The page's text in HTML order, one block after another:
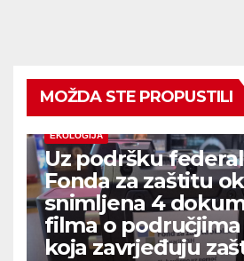
MOŽDA STE PROPUSTILI
EKOLOGIJA
Uz podršku
Fonda za zaštitu
snimljena 4
filma o
koja zavrjeđuju